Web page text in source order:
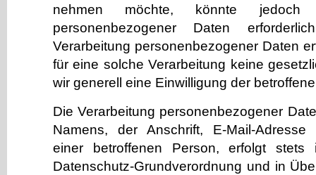
nehmen möchte, könnte jedoch
personenbezogener Daten
Verarbeitung personenbezogener Daten
für eine solche Verarbeitung keine
wir generell eine Einwilligung der
Die Verarbeitung personenbezogener
Namens, der Anschrift, E-Mail-Adresse
einer betroffenen Person, erfolgt
Datenschutz-Grundverordnung und in